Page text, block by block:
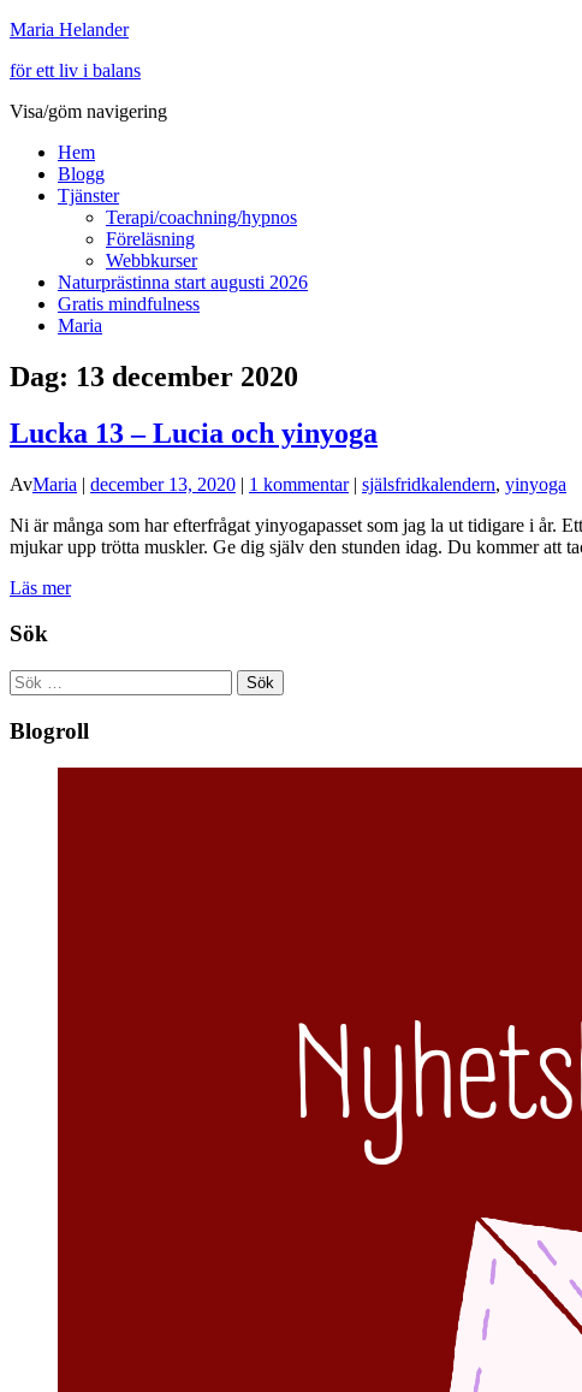
Maria Helander
för ett liv i balans
Visa/göm navigering
Hem
Blogg
Tjänster
Terapi/coachning/hypnos
Föreläsning
Webbkurser
Naturprästinna start augusti 2026
Gratis mindfulness
Maria
Dag: 13 december 2020
Lucka 13 – Lucia och yinyoga
AvMaria | december 13, 2020 | 1 kommentar| själsfridkalendern, yinyoga
Ni är många som har efterfrågat yinyogapasset som jag la ut tidigare i år.
mjukar upp trötta muskler. Ge dig själv den stunden idag. Du kommer att
Läs mer
Sök
Sök
efter:
Blogroll